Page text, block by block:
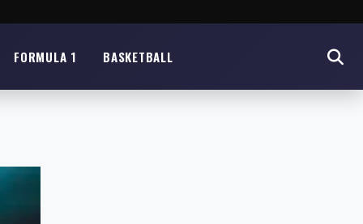
FORMULA 1 BASKETBALL